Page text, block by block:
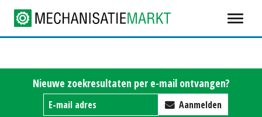
Nieuwe zoekresultaten per e-mail ontvangen?
Aanmelden